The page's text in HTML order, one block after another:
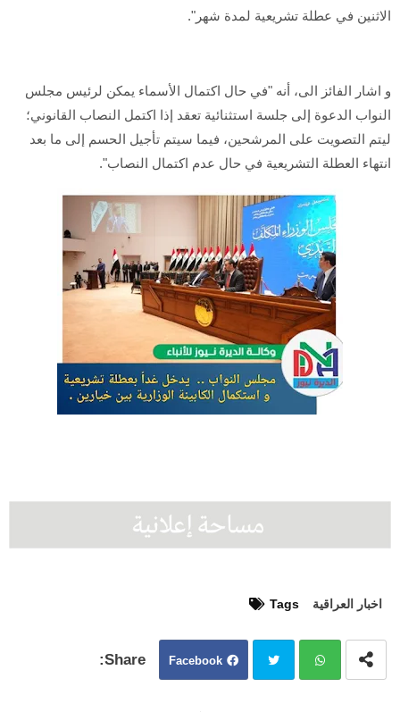
الاثنين في عطلة تشريعية لمدة شهر".
و اشار الفائز الى، أنه "في حال اكتمال الأسماء يمكن لرئيس مجلس
النواب الدعوة إلى جلسة استثنائية تعقد إذا اكتمل النصاب القانوني؛
ليتم التصويت على المرشحين، فيما سيتم تأجيل الحسم إلى ما بعد
انتهاء العطلة التشريعية في حال عدم اكتمال النصاب".
Tags اخبار العراقية
Facebook